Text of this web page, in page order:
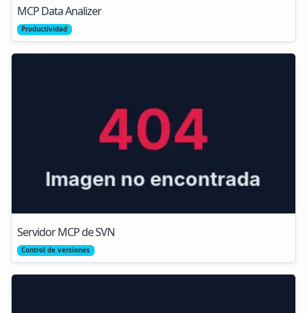
MCP Data Analizer
Productividad
Servidor MCP de SVN
Control de versiones